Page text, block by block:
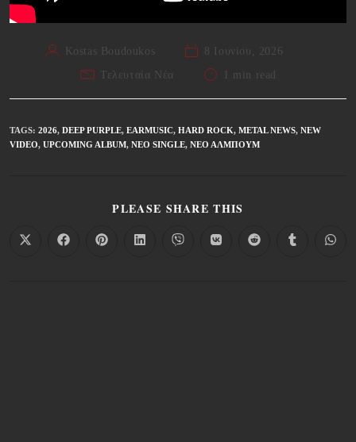
Kostas Boudoukos
8 Ιουνίου, 2026
Τελευταία Νέα
1 min read
TAGS: 2026, DEEP PURPLE, EARMUSIC, HARD ROCK, METAL NEWS, NEW
VIDEO, UPCOMING ALBUM, ΝΈΟ SINGLE, ΝΈΟ ΆΛΜΠΟΥΜ
PLEASE SHARE THIS